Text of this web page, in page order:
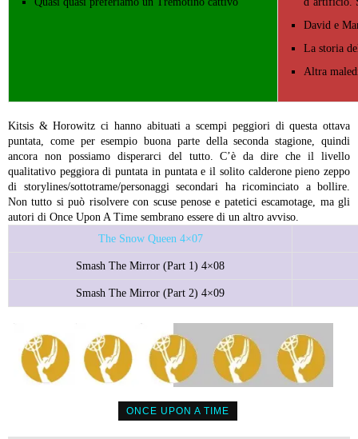
David e
La storia
Altra
Kitsis & Horowitz ci hanno abituati a scempi peggiori di questa ottava
puntata, come per esempio buona parte della seconda stagione, quindi
ancora non possiamo disperarci del tutto. C’è da dire che il livello
qualitativo peggiora di puntata in puntata e il solito calderone pieno zeppo
di storylines/sottotrame/personaggi secondari ha ricominciato a bollire.
Non tutto si può risolvere con scuse penose e patetici escamotage, ma gli
autori di Once Upon A Time sembrano essere di un altro avviso.
The Snow Queen 4×07
Smash The Mirror (Part 1) 4×08
Smash The Mirror (Part 2) 4×09
ONCE UPON A TIME